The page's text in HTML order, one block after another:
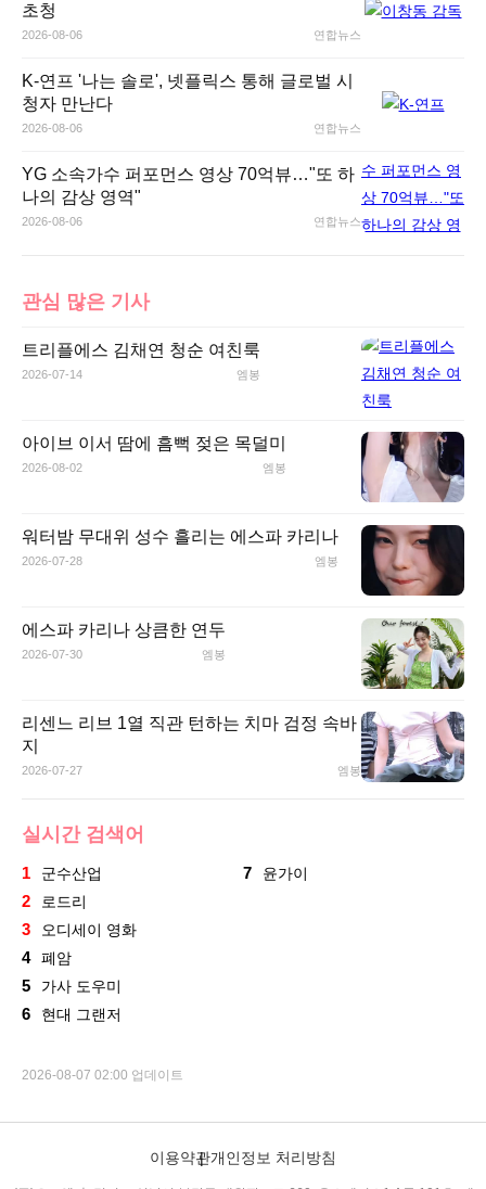
초청
2026-08-06 연합뉴스
K-연프 '나는 솔로', 넷플릭스 통해 글로벌 시
청자 만난다
2026-08-06 연합뉴스
YG 소속가수 퍼포먼스 영상 70억뷰…"또 하
나의 감상 영역"
2026-08-06 연합뉴스
관심 많은 기사
트리플에스 김채연 청순 여친룩
2026-07-14 엠봉
아이브 이서 땀에 흠뻑 젖은 목덜미
2026-08-02 엠봉
워터밤 무대위 성수 흘리는 에스파 카리나
2026-07-28 엠봉
에스파 카리나 상큼한 연두
2026-07-30 엠봉
리센느 리브 1열 직관 턴하는 치마 검정 속바
지
2026-07-27 엠봉
실시간 검색어
1 군수산업
2 로드리
3 오디세이 영화
4 폐암
5 가사 도우미
6 현대 그랜저
7 윤가이
2026-08-07 02:00 업데이트
이용약관개인정보 처리방침